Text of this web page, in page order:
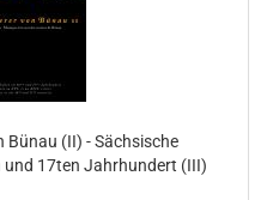
Bünau (II) - Sächsische
17ten Jahrhundert (III)